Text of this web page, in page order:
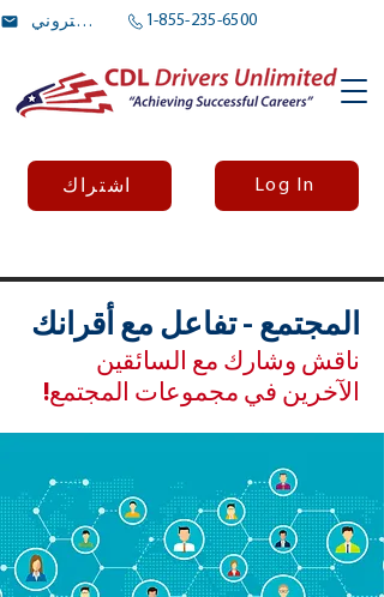
بريد الالكتروني 1-855-235-6500
اشتراك Log In
المجتمع - تفاعل مع أقرانك
ناقش وشارك مع السائقين
الآخرين في مجموعات المجتمع!